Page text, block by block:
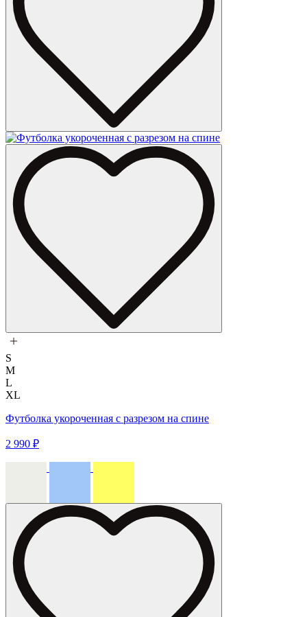
S
M
L
XL
Футболка укороченная с разрезом на спине
2 990 ₽